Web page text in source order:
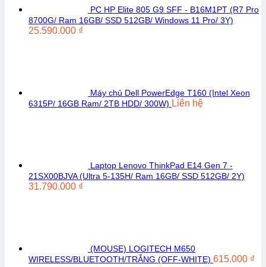
PC HP Elite 805 G9 SFF - B16M1PT (R7 Pro
8700G/ Ram 16GB/ SSD 512GB/ Windows 11 Pro/ 3Y)
25.590.000 ₫
Máy chủ Dell PowerEdge T160 (Intel Xeon
6315P/ 16GB Ram/ 2TB HDD/ 300W) Liên hệ
Laptop Lenovo ThinkPad E14 Gen 7 -
21SX00BJVA (Ultra 5-135H/ Ram 16GB/ SSD 512GB/ 2Y)
31.790.000 ₫
(MOUSE) LOGITECH M650
WIRELESS/BLUETOOTH/TRẮNG (OFF-WHITE) 615.000 ₫